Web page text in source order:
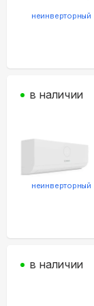
неинверторный
неинверторный
в наличии
в наличии